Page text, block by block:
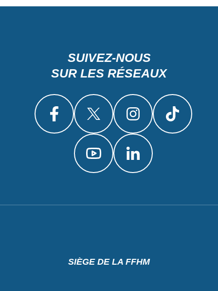
SUIVEZ-NOUS
SUR LES RÉSEAUX
SIÈGE DE LA FFHM